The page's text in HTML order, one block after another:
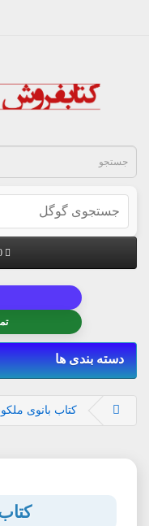
0
دسته بندی ها
کتاب بانوی